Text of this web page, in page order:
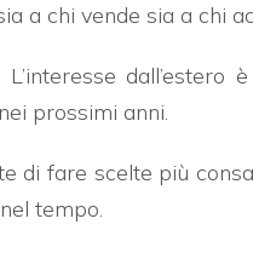
a chi vende sia a chi
prossimi anni.
fare scelte più
tempo.